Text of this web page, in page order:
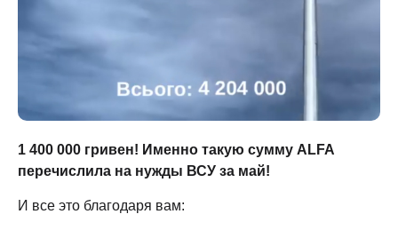
1 400 000 гривен! Именно такую сумму ALFA
перечислила на нужды ВСУ за май!
И все это благодаря вам: